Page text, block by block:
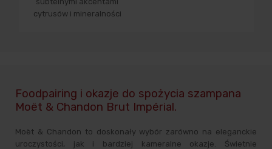
cytrusów i mineralności
Foodpairing i okazje do spożycia szampana
Moët & Chandon Brut Impérial.
Moët & Chandon to doskonały wybór zarówno na eleganckie
uroczystości, jak i bardziej kameralne okazje. Świetnie